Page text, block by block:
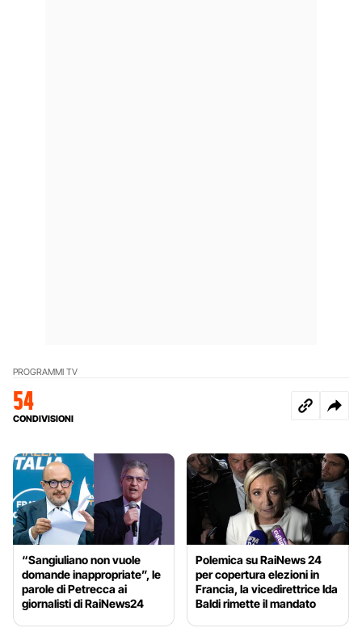
PROGRAMMI TV
54
CONDIVISIONI
“Sangiuliano non vuole
domande inappropriate”, le
parole di Petrecca ai
giornalisti di RaiNews24
Polemica su RaiNews 24
per copertura elezioni in
Francia, la vicedirettrice Ida
Baldi rimette il mandato